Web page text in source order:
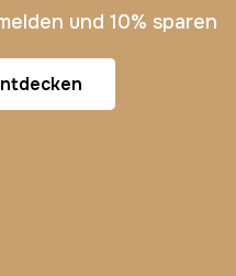
und 10% sparen